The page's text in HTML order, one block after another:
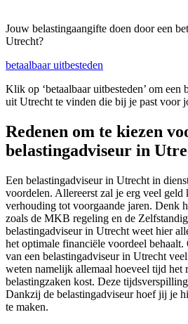
Jouw belastingaangifte doen door een
Utrecht?
betaalbaar uitbesteden
Klik op ‘betaalbaar uitbesteden’ om een
uit Utrecht te vinden die bij je past voor
Redenen om te kiezen
belastingadviseur in
Een belastingadviseur in Utrecht in
voordelen. Allereerst zal je erg veel geld
verhouding tot voorgaande jaren. Denk
zoals de MKB regeling en de
belastingadviseur in Utrecht weet hier
het optimale financiële voordeel
van een belastingadviseur in Utrecht
weten namelijk allemaal hoeveel tijd het
belastingzaken kost. Deze
Dankzij de belastingadviseur hoef jij je
te maken.